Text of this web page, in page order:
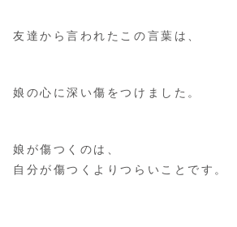
友達から言われたこの言葉は、
娘の心に深い傷をつけました。
娘が傷つくのは、
自分が傷つくよりつらいことです。